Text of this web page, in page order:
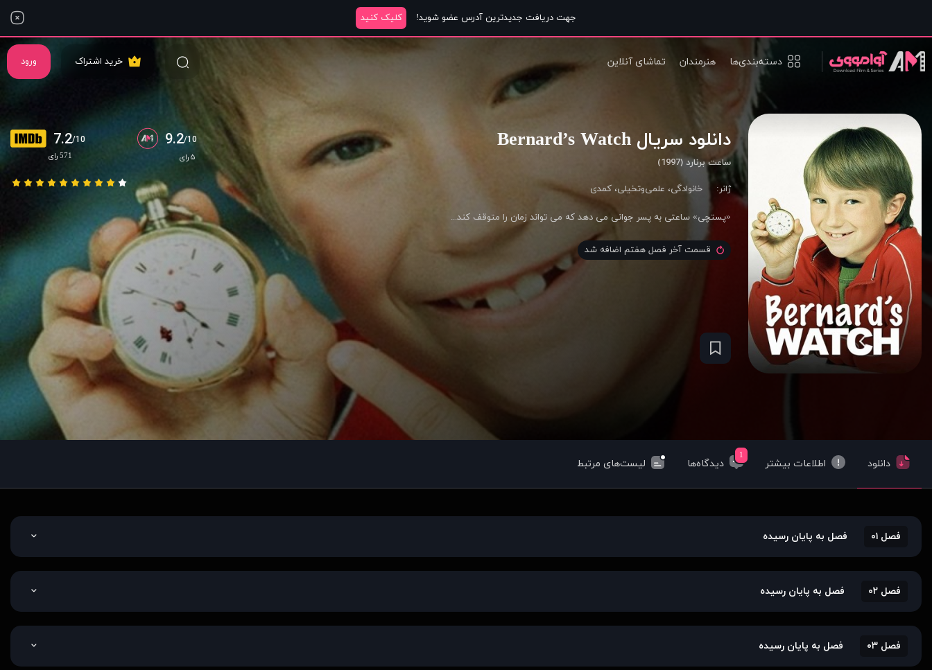
جهت دریافت جدیدترین آدرس عضو شوید! کلیک کنید
دسته‌بندی‌ها هنرمندان تماشای آنلاین خرید اشتراک ورود
دانلود سریال Bernard’s Watch
ساعت برنارد (1997)
ژانر: خانوادگی، علمی‌و‌تخیلی، کمدی
«پستچی» ساعتی به پسر جوانی می دهد که می تواند زمان را متوقف کند...
قسمت آخر فصل هفتم اضافه شد
7.2/10
571 رای
9.2/10
۵ رای
دانلود اطلاعات بیشتر
1
دیدگاه‌ها لیست‌های مرتبط
فصل ۰۱ فصل به پایان رسیده
فصل ۰۲ فصل به پایان رسیده
فصل ۰۳ فصل به پایان رسیده